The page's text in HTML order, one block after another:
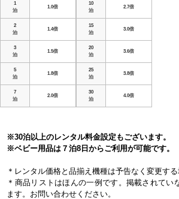
1
泊
1.0倍
2
泊
1.4倍
3
泊
1.5倍
5
泊
1.8倍
7
泊
2.0倍
10
泊
2.7倍
15
泊
3.0倍
20
泊
3.6倍
25
泊
3.8倍
30
泊
4.0倍
※30泊以上のレンタル料金設定もございます。
※ベビー用品は７泊8日からご利用が可能です。
＊レンタル価格と品揃え機種は予告なく変更する
＊商品リストはほんの一例です。掲載されてい
ます。お問い合わせください。